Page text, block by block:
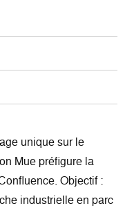
unique sur le
Mue préfigure la
Objectif :
industrielle en parc